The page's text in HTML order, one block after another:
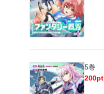
5巻
200pt